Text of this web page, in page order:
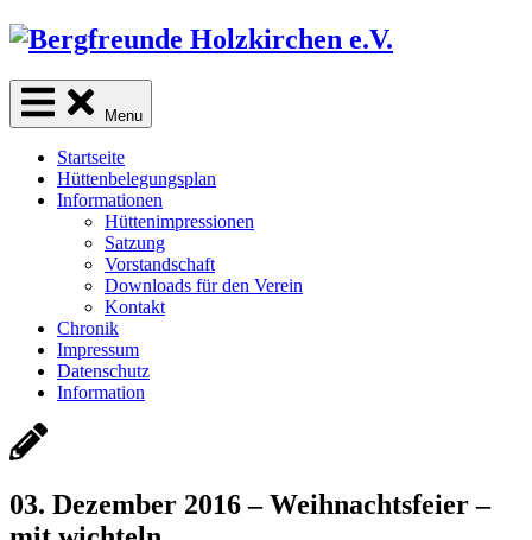
Skip
content
sind Freunde der Natur
Menu
Startseite
Hüttenbelegungsplan
Informationen
Hüttenimpressionen
Satzung
Vorstandschaft
Downloads für den Verein
Kontakt
Chronik
Impressum
Datenschutz
Information
03. Dezember 2016 – Weihnachtsfeier –